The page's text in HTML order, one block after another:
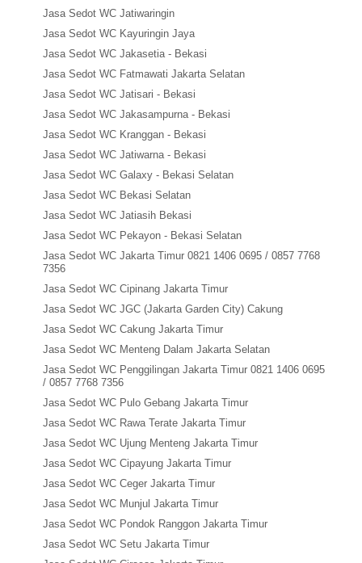
Jasa Sedot WC Jatiwaringin
Jasa Sedot WC Kayuringin Jaya
Jasa Sedot WC Jakasetia - Bekasi
Jasa Sedot WC Fatmawati Jakarta Selatan
Jasa Sedot WC Jatisari - Bekasi
Jasa Sedot WC Jakasampurna - Bekasi
Jasa Sedot WC Kranggan - Bekasi
Jasa Sedot WC Jatiwarna - Bekasi
Jasa Sedot WC Galaxy - Bekasi Selatan
Jasa Sedot WC Bekasi Selatan
Jasa Sedot WC Jatiasih Bekasi
Jasa Sedot WC Pekayon - Bekasi Selatan
Jasa Sedot WC Jakarta Timur 0821 1406 0695 / 0857 7768
7356
Jasa Sedot WC Cipinang Jakarta Timur
Jasa Sedot WC JGC (Jakarta Garden City) Cakung
Jasa Sedot WC Cakung Jakarta Timur
Jasa Sedot WC Menteng Dalam Jakarta Selatan
Jasa Sedot WC Penggilingan Jakarta Timur 0821 1406 0695
/ 0857 7768 7356
Jasa Sedot WC Pulo Gebang Jakarta Timur
Jasa Sedot WC Rawa Terate Jakarta Timur
Jasa Sedot WC Ujung Menteng Jakarta Timur
Jasa Sedot WC Cipayung Jakarta Timur
Jasa Sedot WC Ceger Jakarta Timur
Jasa Sedot WC Munjul Jakarta Timur
Jasa Sedot WC Pondok Ranggon Jakarta Timur
Jasa Sedot WC Setu Jakarta Timur